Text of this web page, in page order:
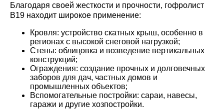
Благодаря своей жесткости и прочности, гофролист
В19 находит широкое применение:
Кровля: устройство скатных крыш, особенно в
регионах с высокой снеговой нагрузкой;
Стены: облицовка и возведение вертикальных
конструкций;
Ограждения: создание прочных и долговечных
заборов для дач, частных домов и
промышленных объектов;
Вспомогательные постройки: сараи, навесы,
гаражи и другие хозпостройки.